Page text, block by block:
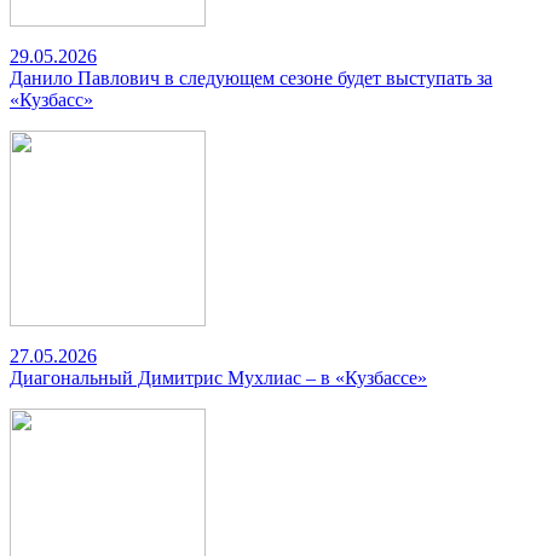
29.05.2026
Данило Павлович в следующем сезоне будет выступать за
«Кузбасс»
27.05.2026
Диагональный Димитрис Мухлиас – в «Кузбассе»